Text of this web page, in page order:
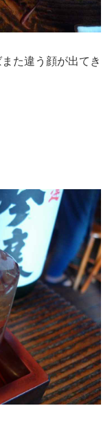
た違う顔が出てき